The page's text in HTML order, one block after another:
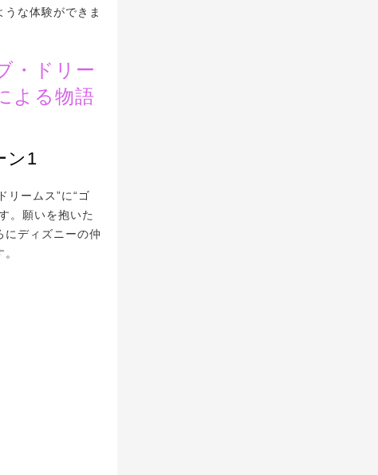
な体験ができま
・ドリー
よる物語
ン1
リームス”に“ゴ
。願いを抱いた
にディズニーの仲